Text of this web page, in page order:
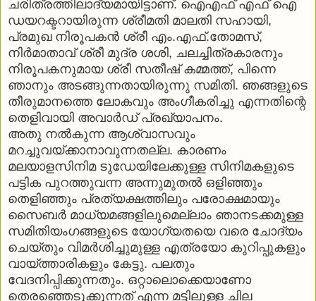
ചരിത്രത്തിലാദ്യമായിട്ടാണ്. ഐഎഫ് എഫ് ഐ
ഡയറക്ടറായിരുന്ന ശ്രീമതി മാലതി സഹായി,
പ്രമുഖ നിരൂപകന്‍ ശ്രീ എം.എഫ്.തോമസ്,
നിര്‍മാതാവ് ശ്രീ മുദ്ര ശശി, ചലച്ചിത്രകാരനും
നിരൂപകനുമായ ശ്രീ സതീഷ് കമ്മത്ത്, പിന്നെ
ഞാനും അടങ്ങുന്നതായിരുന്നു സമിതി. ഞങ്ങളുടെ
തീരുമാനത്തെ ലോകവും അംഗീകരിച്ചു എന്നതിന്റെ
തെളിവായി അവാര്‍ഡ് പ്രഖ്യാപനം.
അതു നല്‍കുന്ന ആശ്വാസവും
മറച്ചുവയ്ക്കാനാവുന്നതല്ല. കാരണം
മലയാളസിനിമ ടുഡേയിലേക്കുള്ള സിനിമകളുടെ
പട്ടിക പുറത്തുവന്ന അന്നുമുതല്‍ ഒളിഞ്ഞും
തെളിഞ്ഞും പ്രത്യക്ഷത്തിലും പരോക്ഷമായും
സൈബര്‍ മാധ്യമങ്ങളിലുമെല്ലാം ഞാനടക്കമുള്ള
സമിതിയംഗങ്ങളുടെ യോഗ്യതയെ വരെ ചോദ്യം
ചെയ്തും വിമര്‍ശിച്ചുമുള്ള എത്രയോ കുറിപ്പുകളും
വായ്ത്താരികളും കേട്ടു. പലതും
വേദനിപ്പിക്കുന്നതും. ഒറ്റാലൊക്കെയാണോ
തെരഞ്ഞെടുക്കുന്നത് എന്ന മട്ടിലുള്ള ചില